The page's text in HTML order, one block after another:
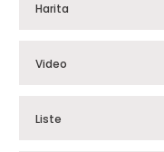
Harita
Video
Liste